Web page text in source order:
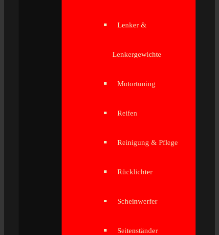
Lenker &
Lenkergewichte
Motortuning
Reifen
Reinigung & Pflege
Rücklichter
Scheinwerfer
Seitenständer